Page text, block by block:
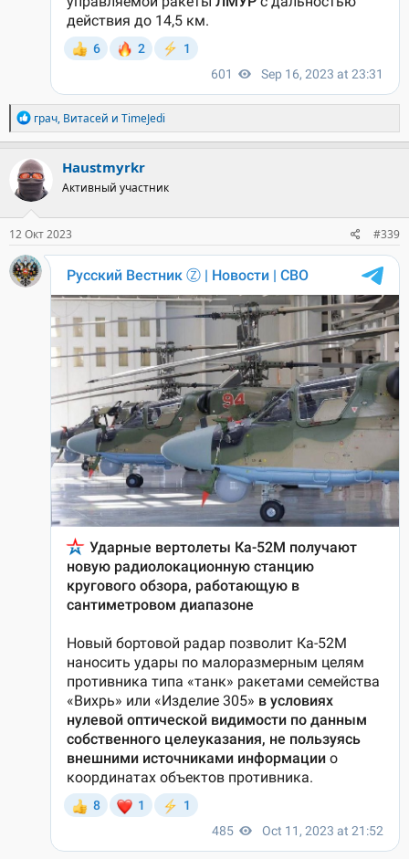
Р
е
а
к
ц
и
и
:
грач, Витасей и TimeJedi
Haustmyrkr
Активный участник
12 Окт 2023 #339